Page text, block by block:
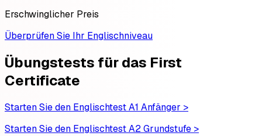
Erschwinglicher Preis
Überprüfen Sie Ihr Englischniveau
Übungstests für das First
Certificate
Starten Sie den Englischtest A1 Anfänger >
Starten Sie den Englischtest A2 Grundstufe >